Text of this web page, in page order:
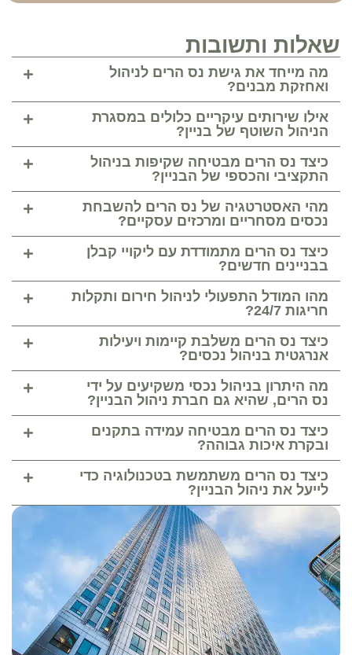
שאלות ותשובות
מה מייחד את גישת נס הרים לניהול
ואחזקת מבנים?
אילו שירותים עיקריים כלולים במסגרת
הניהול השוטף של בניין?
כיצד נס הרים מבטיחה שקיפות בניהול
התקציבי והכספי של הבניין?
מהי האסטרטגיה של נס הרים להשבחת
נכסים מסחריים ומרכזים עסקיים?
כיצד נס הרים מתמודדת עם ליקויי קבלן
בבניינים חדשים?
מהו המודל התפעולי לניהול חירום ותקלות
חריגות 24/7?
כיצד נס הרים משלבת קיימות ויעילות
אנרגטית בניהול נכסים?
מה היתרון בניהול נכסי משקיעים על ידי
נס הרים, שהיא גם חברת ניהול הבניין?
כיצד נס הרים מבטיחה עמידה בתקנים
ובקרת איכות גבוהה?
כיצד נס הרים משתמשת בטכנולוגיה כדי
לייעל את ניהול הבניין?